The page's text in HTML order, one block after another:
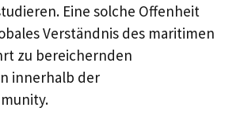
Eine solche Offenheit
Verständnis des maritimen
zu bereichernden
innerhalb der